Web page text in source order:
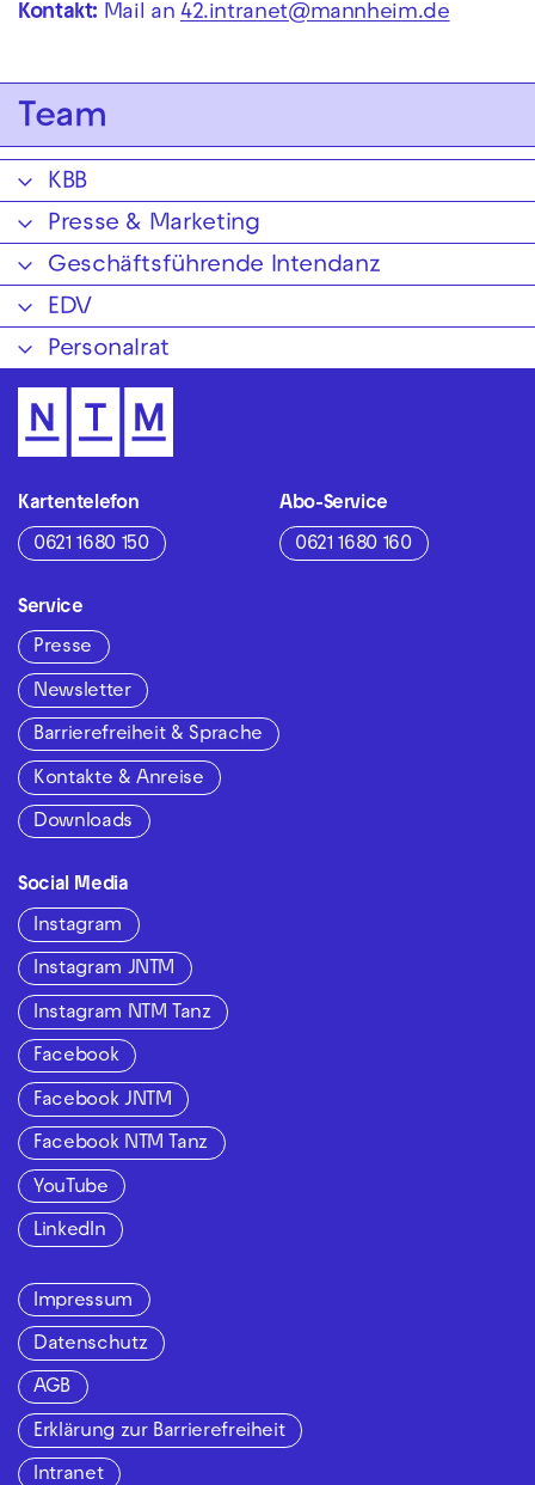
Kontakt: Mail an 42.intranet@mannheim.de
Team
KBB
Presse & Marketing
Geschäftsführende Intendanz
EDV
Personalrat
Kartentelefon
0621 1680 150
Abo-Service
0621 1680 160
Service
Presse
Newsletter
Barrierefreiheit & Sprache
Kontakte & Anreise
Downloads
Social Media
Instagram
Instagram JNTM
Instagram NTM Tanz
Facebook
Facebook JNTM
Facebook NTM Tanz
YouTube
LinkedIn
Impressum
Datenschutz
AGB
Erklärung zur Barrierefreiheit
Intranet